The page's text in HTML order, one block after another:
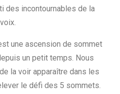
des incontournables de la
une ascension de sommet
un petit temps. Nous
la voir apparaître dans les
le défi des 5 sommets.